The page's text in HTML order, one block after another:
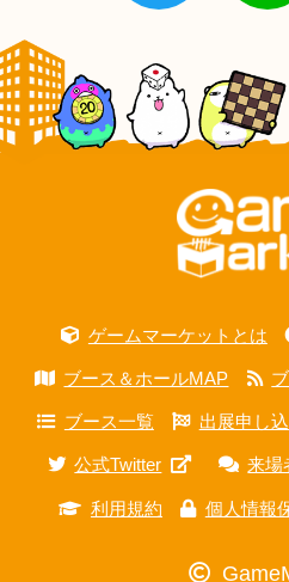
ゲームマーケットとは
ブース＆ホールMAP
ブース一覧 出展申し
公式Twitter 来場
利用規約 個人情報